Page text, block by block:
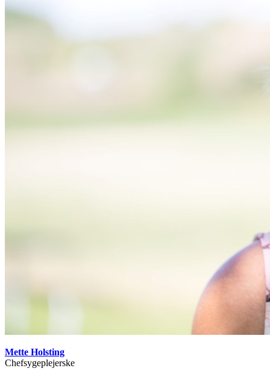
Mette Holsting
Chefsygeplejerske